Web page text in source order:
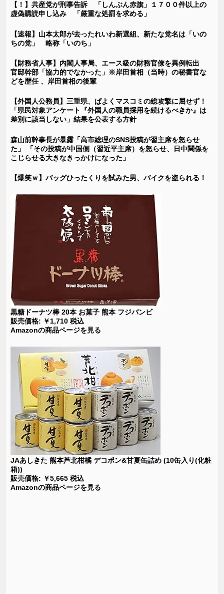
【！】共産党が刑事告訴 「しんぶん赤旗」１７００件以上の
虚偽購読申し込み 「厳重な処罰を求める」
【速報】山本太郎が去ったれいわ新選組、新たな党名は「いの
ちの党」 略称「いのち」
【財務省人事】内閣人事局、エース級の財務官僚を異例転出
官邸幹部「協力的でなかった」※岸田首相（当時）の秘書官な
どを歴任 、岸田首相の後輩
【外国人公務員】三重県、ぱよくマスコミの総攻撃に屈せず！
「県民対象アンケート『外国人の職員採用を続けるべきか』は
差別に該当しない」結果を公表する方針
森山前幹事長が暴露「高市総理のSNS投稿が習主席を怒らせ
た」 「その投稿が中国側（習近平主席）を怒らせ、日中関係を
こじらせる大きなきっかけになった」
【爆笑ｗ】バッグひったくりを試みた男、バイクを盗られる！
黒糖ドーナツ棒 20本 お菓子 熊本 フジバンビ
販売価格: ￥1,710 税込
Amazonの商品ページを見る
JAあしきた 熊本芦北柑橘 デコポン&甘夏缶詰め (10缶入り(化粧
箱))
販売価格: ￥5,665 税込
Amazonの商品ページを見る